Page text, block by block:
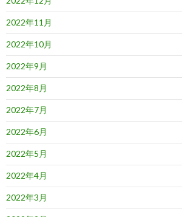
2022年11月
2022年10月
2022年9月
2022年8月
2022年7月
2022年6月
2022年5月
2022年4月
2022年3月